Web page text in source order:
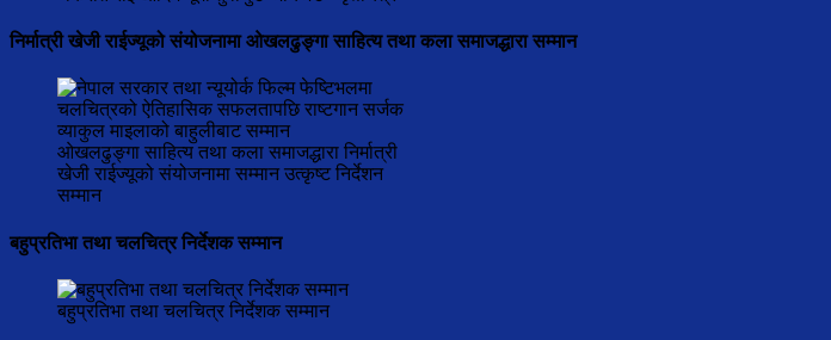
निर्मात्री खेजी राईज्यूको संयोजनामा ओखलढुङ्गा साहित्य तथा कला समाजद्धारा सम्मान
ओखलढुङ्गा साहित्य तथा कला समाजद्धारा निर्मात्री
खेजी राईज्यूको संयोजनामा सम्मान उत्कृष्ट निर्देशन
सम्मान
बहुप्रतिभा तथा चलचित्र निर्देशक सम्मान
बहुप्रतिभा तथा चलचित्र निर्देशक सम्मान